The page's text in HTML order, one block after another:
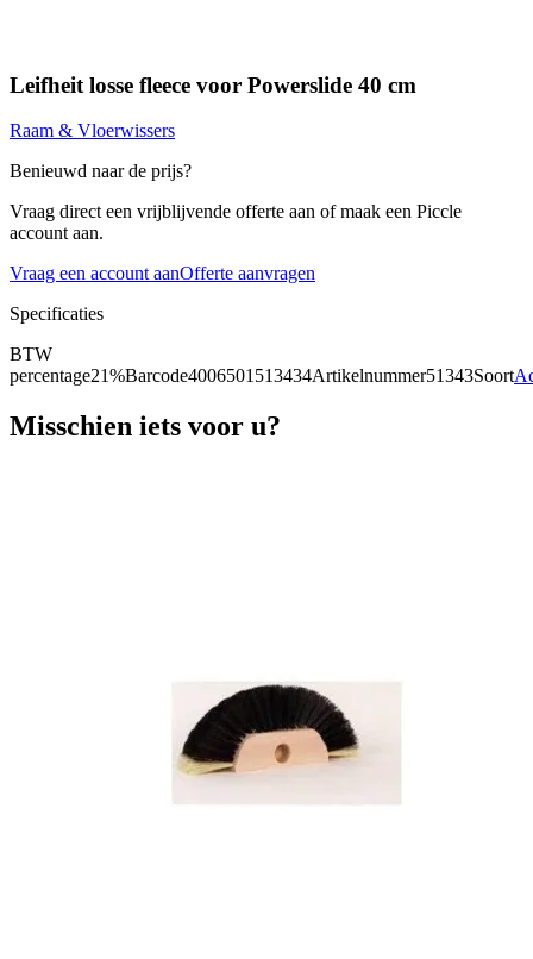
Leifheit losse fleece voor Powerslide 40 cm
Raam & Vloerwissers
Benieuwd naar de prijs?
Vraag direct een vrijblijvende offerte aan of maak een Piccle
account aan.
Vraag een account aanOfferte aanvragen
Specificaties
BTW
percentage21%Barcode4006501513434Artikelnummer51343Soort
Misschien iets voor u?